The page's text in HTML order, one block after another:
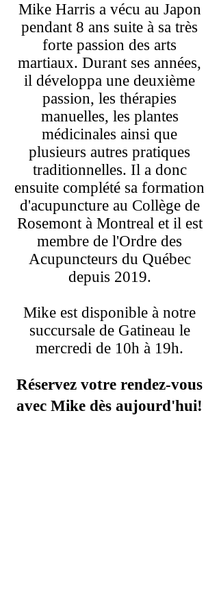
Mike Harris a vécu au Japon
pendant 8 ans suite à sa très
forte passion des arts
martiaux. Durant ses années,
il développa une deuxième
passion, les thérapies
manuelles, les plantes
médicinales ainsi que
plusieurs autres pratiques
traditionnelles. Il a donc
ensuite complété sa formation
d'acupuncture au Collège de
Rosemont à Montreal et il est
membre de l'Ordre des
Acupuncteurs du Québec
depuis 2019.
Mike est disponible à notre
succursale de Gatineau le
mercredi de 10h à 19h.
Réservez votre rendez-vous
avec Mike dès aujourd'hui!